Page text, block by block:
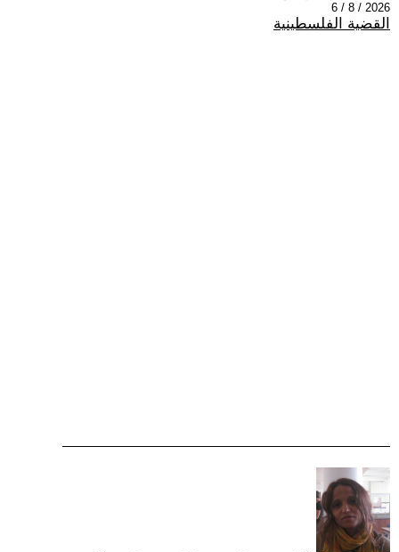
2026 / 8 / 6
القضية الفلسطينية